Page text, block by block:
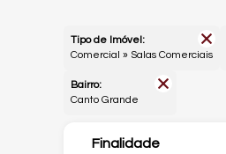
Tipo de Imóvel:
Comercial » Salas Comerciais
Bairro:
Canto Grande
Finalidade